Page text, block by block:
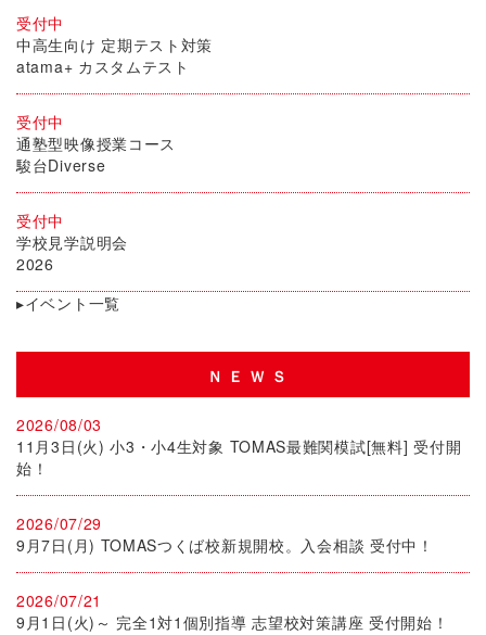
受付中
中高生向け 定期テスト対策
atama+ カスタムテスト
受付中
通塾型映像授業コース
駿台Diverse
受付中
学校見学説明会
2026
▸イベント一覧
ＮＥＷＳ
2026/08/03
11月3日(火) 小3・小4生対象 TOMAS最難関模試[無料] 受付開
始！
2026/07/29
9月7日(月) TOMASつくば校新規開校。入会相談 受付中！
2026/07/21
9月1日(火)～ 完全1対1個別指導 志望校対策講座 受付開始！